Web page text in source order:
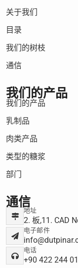
关于我们
目录
我们的树枝
通信
我们的产品
我们的产品
乳制品
肉类产品
类型的糖浆
部门
通信
地址
2. 板,11. CAD
电子邮件
电话
+90 422 244